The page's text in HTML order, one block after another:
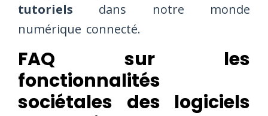
tutoriels dans notre monde
numérique connecté.
FAQ sur les
fonctionnalités
sociétales des logiciels